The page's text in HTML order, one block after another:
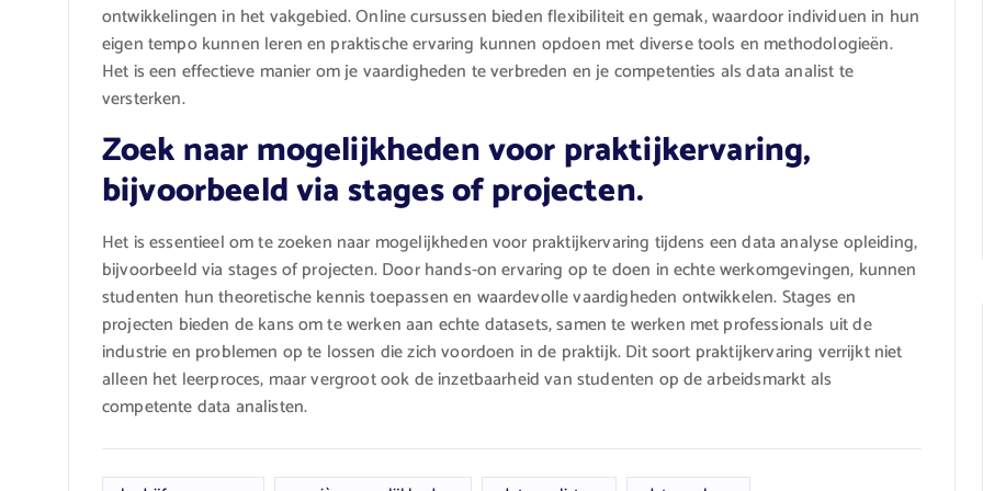
ontwikkelingen in het vakgebied. Online cursussen bieden flexibiliteit en gemak, waardoor individuen in hun
eigen tempo kunnen leren en praktische ervaring kunnen opdoen met diverse tools en methodologieën.
Het is een effectieve manier om je vaardigheden te verbreden en je competenties als data analist te
versterken.
Zoek naar mogelijkheden voor praktijkervaring,
bijvoorbeeld via stages of projecten.
Het is essentieel om te zoeken naar mogelijkheden voor praktijkervaring tijdens een data analyse opleiding,
bijvoorbeeld via stages of projecten. Door hands-on ervaring op te doen in echte werkomgevingen, kunnen
studenten hun theoretische kennis toepassen en waardevolle vaardigheden ontwikkelen. Stages en
projecten bieden de kans om te werken aan echte datasets, samen te werken met professionals uit de
industrie en problemen op te lossen die zich voordoen in de praktijk. Dit soort praktijkervaring verrijkt niet
alleen het leerproces, maar vergroot ook de inzetbaarheid van studenten op de arbeidsmarkt als
competente data analisten.